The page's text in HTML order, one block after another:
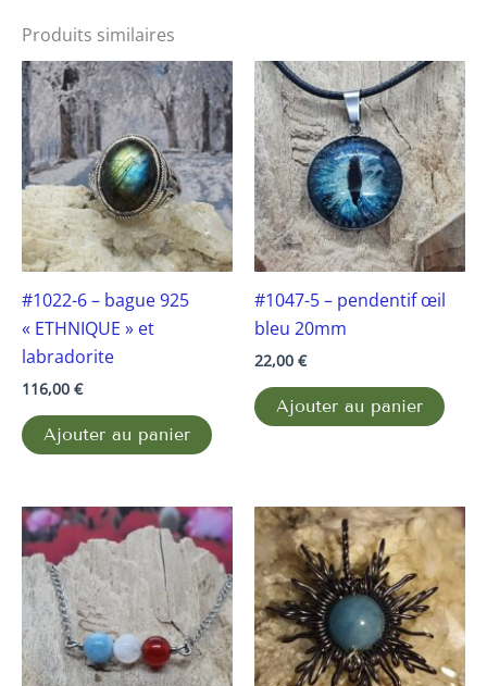
Produits similaires
#1022-6 – bague 925
« ETHNIQUE » et
labradorite
116,00 €
Ajouter au panier
#1047-5 – pendentif œil
bleu 20mm
22,00 €
Ajouter au panier